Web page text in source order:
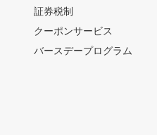
証券税制
クーポンサービス
バースデープログラム